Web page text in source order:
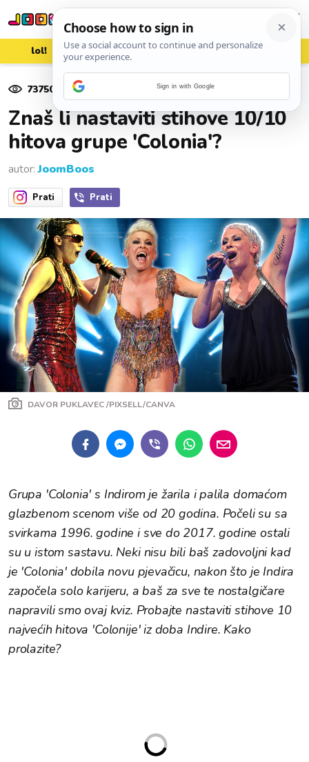
lol! aww vrh! woot?!
73750 pregleda
Znaš li nastaviti stihove 10/10
hitova grupe 'Colonia'?
autor:JoomBoos
Prati Prati
DAVOR PUKLAVEC /PIXSELL/CANVA
Grupa 'Colonia' s Indirom je žarila i palila domaćom
glazbenom scenom više od 20 godina. Počeli su sa
svirkama 1996. godine i sve do 2017. godine ostali
su u istom sastavu. Neki nisu bili baš zadovoljni kad
je 'Colonia' dobila novu pjevačicu, nakon što je Indira
započela solo karijeru, a baš za sve te nostalgičare
napravili smo ovaj kviz. Probajte nastaviti stihove 10
najvećih hitova 'Colonije' iz doba Indire. Kako
prolazite?
Sign in with Google